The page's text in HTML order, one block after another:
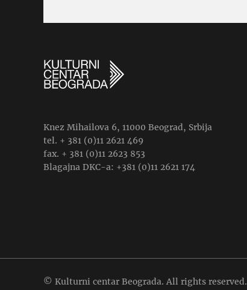
Knez Mihailova 6, 11000 Beograd, Srbija
tel. + 381 (0)11 2621 469
fax. + 381 (0)11 2623 853
Blagajna DKC-a: +381 (0)11 2621 174
© Kulturni centar Beograda. All rights reserved.